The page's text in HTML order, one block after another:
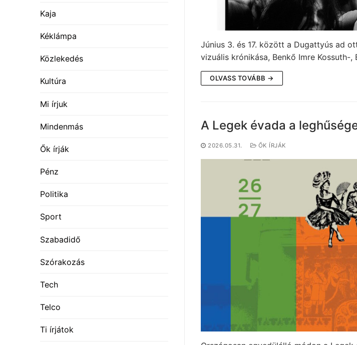
Június 3. és 17. között a Dugattyús ad
vizuális krónikása, Benkő Imre Kossuth-,
OLVASS TOVÁBB →
A Legek évada a
2026.05.31. ŐK ÍRJÁK
Kaja
Kéklámpa
Közlekedés
Kultúra
Mi írjuk
Mindenmás
Ők írják
Pénz
Politika
Sport
Szabadidő
Szórakozás
Tech
Telco
Ti írjátok